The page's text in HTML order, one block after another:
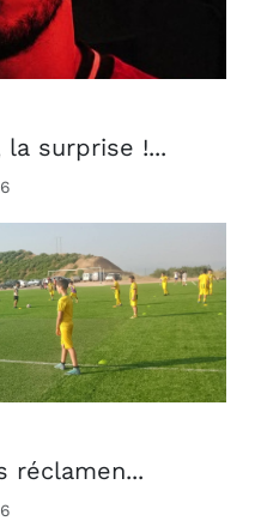
la surprise !...
réclamen...